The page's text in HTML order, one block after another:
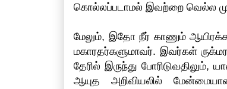
கொல்லப்படாமல் இவற்றை வெல்ல
மேலும், இதோ நீர் காணும்
மகாரதர்களுமாவர். இவர்கள்
தேரில் இருந்து போரிடுவதிலும்,
ஆயுத அறிவியலில்